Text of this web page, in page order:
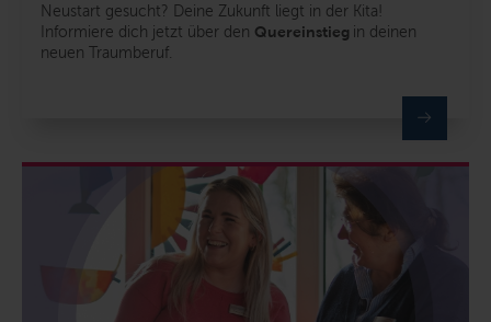
Neustart gesucht? Deine Zukunft liegt in der Kita!
Informiere dich jetzt über den Quereinstieg in deinen
neuen Traumberuf.